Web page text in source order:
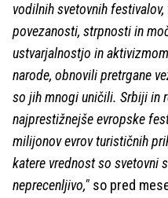
vodilnih svetovnih
povezanosti, strpnosti in
ustvarjalnostjo in
narode, obnovili pretrgane
so jih mnogi uničili. Srbiji in
najprestižnejše evropske
milijonov evrov turističnih
katere vrednost so svetovni
neprecenljivo," so pred